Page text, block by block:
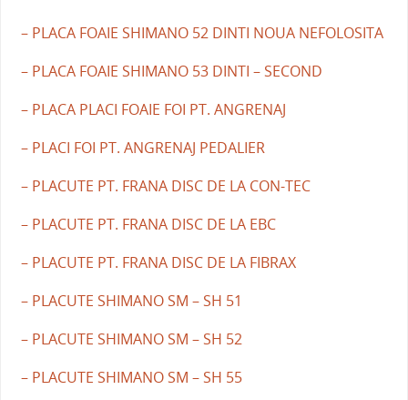
– PLACA FOAIE SHIMANO 52 DINTI NOUA NEFOLOSITA
– PLACA FOAIE SHIMANO 53 DINTI – SECOND
– PLACA PLACI FOAIE FOI PT. ANGRENAJ
– PLACI FOI PT. ANGRENAJ PEDALIER
– PLACUTE PT. FRANA DISC DE LA CON-TEC
– PLACUTE PT. FRANA DISC DE LA EBC
– PLACUTE PT. FRANA DISC DE LA FIBRAX
– PLACUTE SHIMANO SM – SH 51
– PLACUTE SHIMANO SM – SH 52
– PLACUTE SHIMANO SM – SH 55